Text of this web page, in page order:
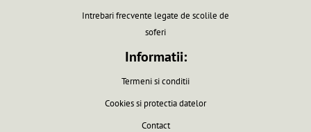
Intrebari frecvente legate de scolile de
soferi
Informatii:
Termeni si conditii
Cookies si protectia datelor
Contact